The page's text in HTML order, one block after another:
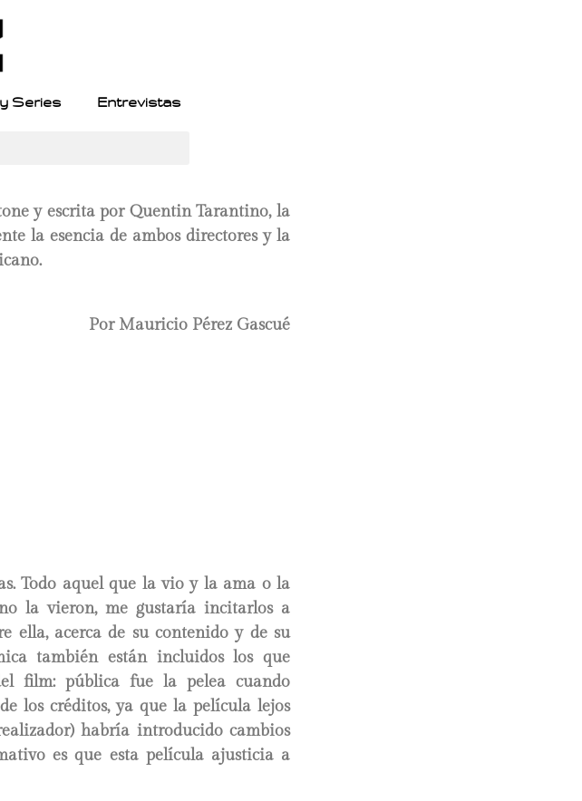
Series Entrevistas
y escrita por Quentin Tarantino, la
la esencia de ambos directores y la
Por Mauricio Pérez Gascué
Todo aquel que la vio y la ama o la
la vieron, me gustaría incitarlos a
ella, acerca de su contenido y de su
también están incluidos los que
film: pública fue la pelea cuando
los créditos, ya que la película lejos
habría introducido cambios
es que esta película ajusticia a